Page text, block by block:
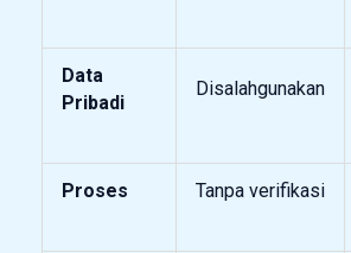
Data
Pribadi
Disalahgunakan
Proses Tanpa verifikasi